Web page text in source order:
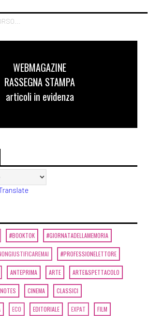
WEBMAGAZINE
RASSEGNA STAMPA
articoli in evidenza
#BOOKTOK #GIORNATADELLAMEMORIA
#PROFESSIONELETTORE
ANTEPRIMA ARTE ARTE&SPETTACOLO
CINEMA CLASSICI
ECO EDITORIALE EXPAT FILM